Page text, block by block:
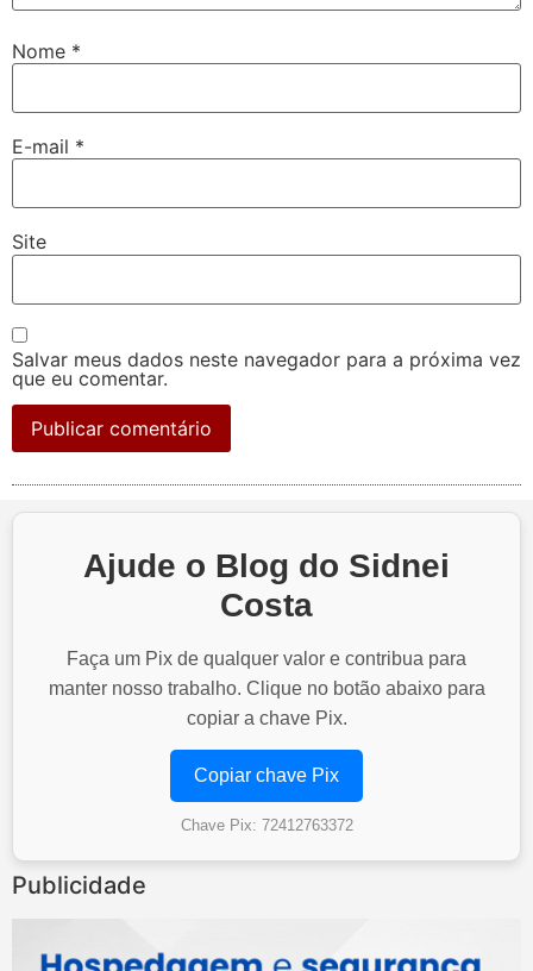
Nome *
E-mail *
Site
Salvar meus dados neste navegador para a próxima vez
que eu comentar.
Ajude o Blog do Sidnei
Costa
Faça um Pix de qualquer valor e contribua para
manter nosso trabalho. Clique no botão abaixo para
copiar a chave Pix.
Copiar chave Pix
Chave Pix: 72412763372
Publicidade